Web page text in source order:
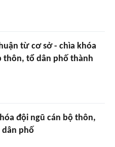
từ cơ sở - chìa khóa
thôn, tổ dân phố thành
đội ngũ cán bộ thôn,
dân phố